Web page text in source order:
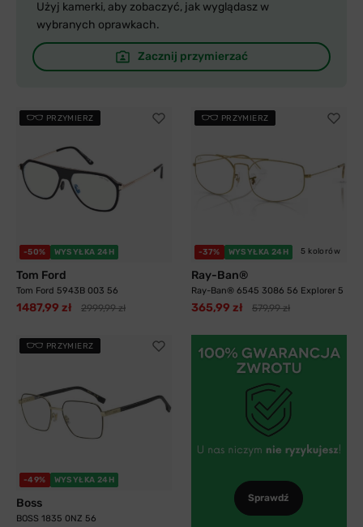
Użyj kamerki, aby zobaczyć, jak wyglądasz w
wybranych oprawkach.
Zacznij przymierzać
PRZYMIERZ
-50% WYSYŁKA 24H
Tom Ford
Tom Ford 5943B 003 56
1487,99 zł 2999,99 zł
PRZYMIERZ
-37% WYSYŁKA 24H 5 kolorów
Ray-Ban®
Ray-Ban® 6545 3086 56 Explorer 5
365,99 zł 579,99 zł
PRZYMIERZ
-49% WYSYŁKA 24H
Boss
BOSS 1835 0NZ 56
Sprawdź